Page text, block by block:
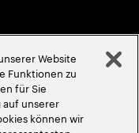
Website
Funktionen zu
für Sie
unserer
können wir